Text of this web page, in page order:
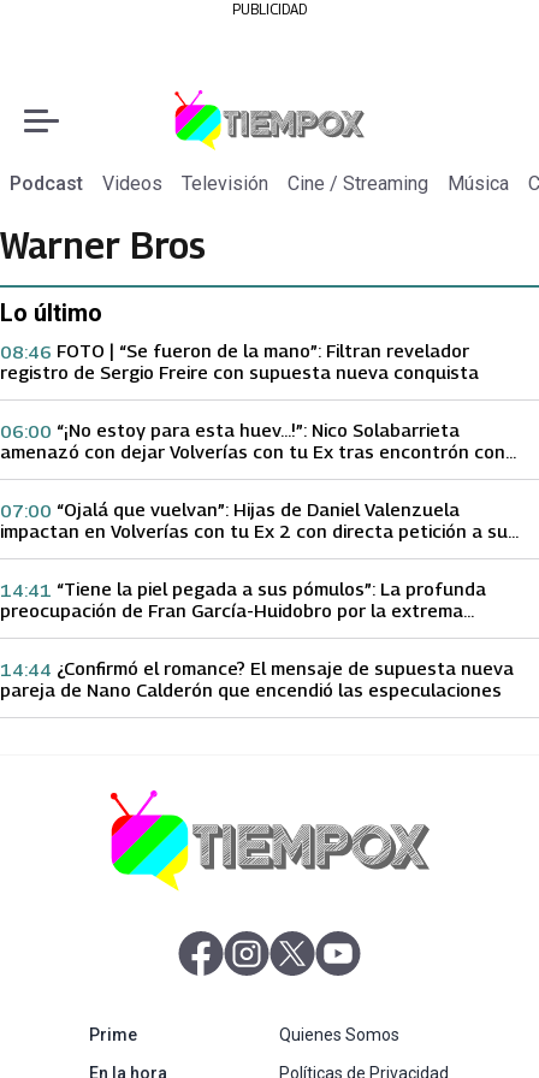
PUBLICIDAD
Podcast Videos Televisión Cine / Streaming Música
Warner Bros
Lo último
FOTO | “Se fueron de la mano”: Filtran revelador
registro de Sergio Freire con supuesta nueva conquista
08:46
“¡No estoy para esta huev…!”: Nico Solabarrieta
amenazó con dejar Volverías con tu Ex tras encontrón con
06:00
“Ojalá que vuelvan”: Hijas de Daniel Valenzuela
impactan en Volverías con tu Ex 2 con directa petición a su
07:00
“Tiene la piel pegada a sus pómulos”: La profunda
preocupación de Fran García-Huidobro por la extrema
14:41
¿Confirmó el romance? El mensaje de supuesta nueva
pareja de Nano Calderón que encendió las especulaciones
14:44
abre en nueva pestaña
abre en nueva pestaña
abre en nueva pestaña
Primeabre en nueva pestaña
En la horaabre en nueva pestaña
Quienes Somos
Políticas de Privacidad